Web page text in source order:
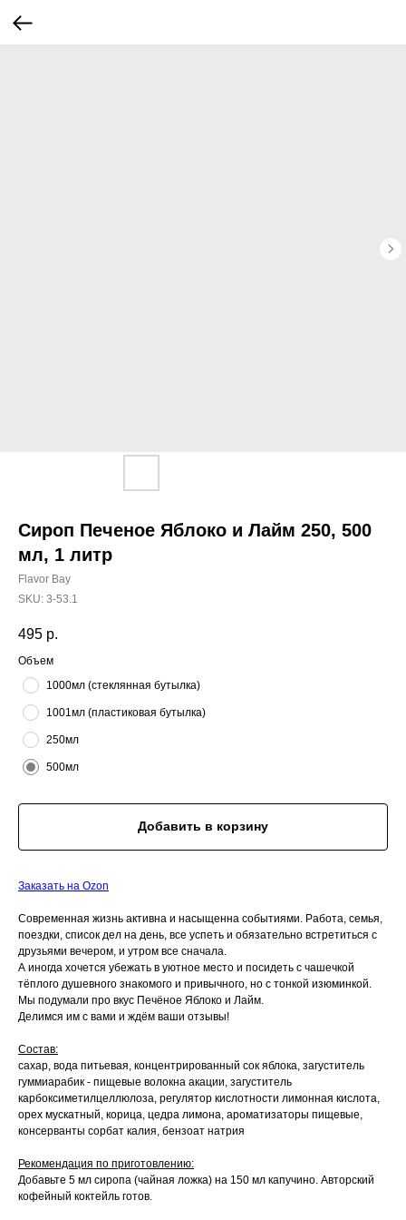
Сироп Печеное Яблоко и Лайм 250, 500
мл, 1 литр
Flavor Bay
SKU: 3-53.1
495 р.
Объем
1000мл (стеклянная бутылка)
1001мл (пластиковая бутылка)
250мл
500мл
Добавить в корзину
Заказать на Ozon
Современная жизнь активна и насыщенна событиями. Работа, семья,
поездки, список дел на день, все успеть и обязательно встретиться с
друзьями вечером, и утром все сначала.
А иногда хочется убежать в уютное место и посидеть с чашечкой
тёплого душевного знакомого и привычного, но с тонкой изюминкой.
Мы подумали про вкус Печёное Яблоко и Лайм.
Делимся им с вами и ждём ваши отзывы!
Состав:
сахар, вода питьевая, концентрированный сок яблока, загуститель
гуммиарабик - пищевые волокна акации, загуститель
карбоксиметилцеллюлоза, регулятор кислотности лимонная кислота,
орех мускатный, корица, цедра лимона, ароматизаторы пищевые,
консерванты сорбат калия, бензоат натрия
Рекомендация по приготовлению:
Добавьте 5 мл сиропа (чайная ложка) на 150 мл капучино. Авторский
кофейный коктейль готов.